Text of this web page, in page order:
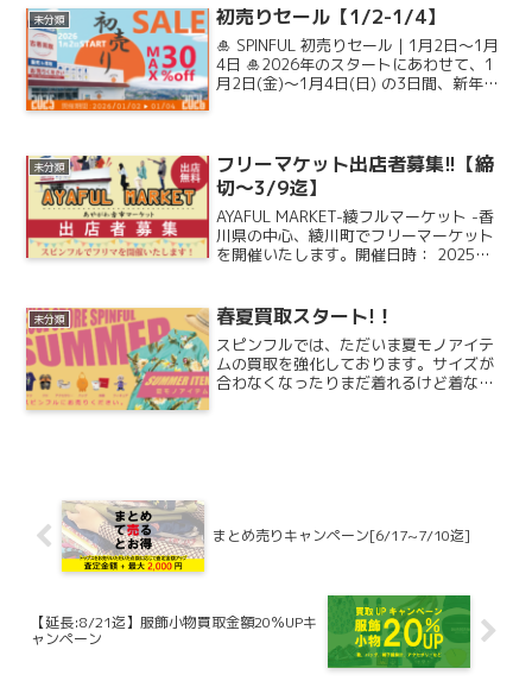
で...
未分類 初売りセール【1/2-1/4】
🎍 SPINFUL 初売りセール｜1月2日〜1月
4日 🎍2026年のスタートにあわせて、1
月2日(金)〜1月4日(日) の3日間、新年恒
未分類
フリーマケット出店者募集!!【締
切～3/9迄】
AYAFUL MARKET-綾フルマーケット -香
川県の中心、綾川町でフリーマーケット
を開催いたします。開催日時： 2025年3
中止させていただきます。開...
未分類 春夏買取スタート!！
スピンフルでは、ただいま夏モノアイテ
ムの買取を強化しております。サイズが
合わなくなったりまだ着れるけど着なく
まとめ売りキャンペーン[6/17~7/10迄]
【延長:8/21迄】服飾小物買取金額20％UPキ
ャンペーン